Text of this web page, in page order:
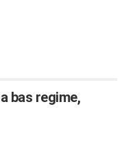
bas regime,